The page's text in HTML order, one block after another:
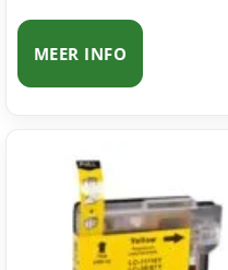
MEER INFO